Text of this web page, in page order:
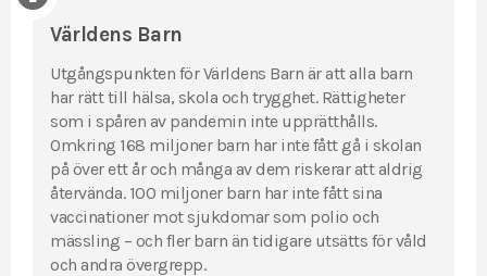
Världens Barn
Utgångspunkten för Världens Barn är att alla barn
har rätt till hälsa, skola och trygghet. Rättigheter
som i spåren av pandemin inte upprätthålls.
Omkring 168 miljoner barn har inte fått gå i skolan
på över ett år och många av dem riskerar att aldrig
återvända. 100 miljoner barn har inte fått sina
vaccinationer mot sjukdomar som polio och
mässling – och fler barn än tidigare utsätts för våld
och andra övergrepp.